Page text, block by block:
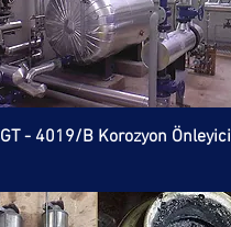
GT - 4019/B Korozyon Önleyici